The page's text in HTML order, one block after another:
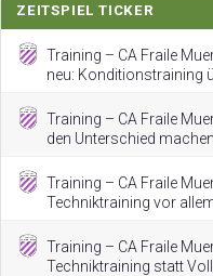
ZEITSPIEL TICKER
Training – CA Fraile
neu: Konditionstraining
Training – CA Fraile
den Unterschied machen.
Training – CA Fraile
Techniktraining vor
Training – CA Fraile
Techniktraining statt